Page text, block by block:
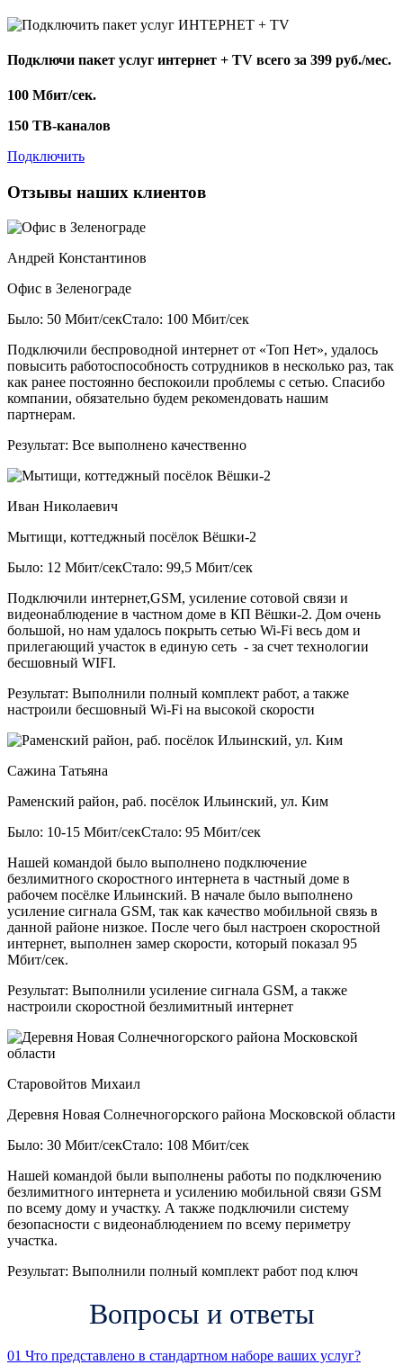
Подключи пакет услуг интернет + TV всего за 399 руб./мес.
100 Мбит/сек.
150 ТВ-каналов
Подключить
Отзывы наших клиентов
Андрей Константинов
Офис в Зеленограде
Было: 50 Мбит/секСтало: 100 Мбит/сек
Подключили беспроводной интернет от «Топ Нет», удалось
повысить работоспособность сотрудников в несколько раз, так
как ранее постоянно беспокоили проблемы с сетью. Спасибо
компании, обязательно будем рекомендовать нашим
партнерам.
Результат: Все выполнено качественно
Иван Николаевич
Мытищи, коттеджный посёлок Вёшки-2
Было: 12 Мбит/секСтало: 99,5 Мбит/сек
Подключили интернет,GSM, усиление сотовой связи и
видеонаблюдение в частном доме в КП Вёшки-2. Дом очень
большой, но нам удалось покрыть сетью Wi-Fi весь дом и
прилегающий участок в единую сеть - за счет технологии
бесшовный WIFI.
Результат: Выполнили полный комплект работ, а также
настроили бесшовный Wi-Fi на высокой скорости
Сажина Татьяна
Раменский район, раб. посёлок Ильинский, ул. Ким
Было: 10-15 Мбит/секСтало: 95 Мбит/сек
Нашей командой было выполнено подключение
безлимитного скоростного интернета в частный доме в
рабочем посёлке Ильинский. В начале было выполнено
усиление сигнала GSM, так как качество мобильной связь в
данной районе низкое. После чего был настроен скоростной
интернет, выполнен замер скорости, который показал 95
Мбит/сек.
Результат: Выполнили усиление сигнала GSM, а также
настроили скоростной безлимитный интернет
Старовойтов Михаил
Деревня Новая Солнечногорского района Московской области
Было: 30 Мбит/секСтало: 108 Мбит/сек
Нашей командой были выполнены работы по подключению
безлимитного интернета и усилению мобильной связи GSM
по всему дому и участку. А также подключили систему
безопасности с видеонаблюдением по всему периметру
участка.
Результат: Выполнили полный комплект работ под ключ
Вопросы и ответы
01 Что представлено в стандартном наборе ваших услуг?